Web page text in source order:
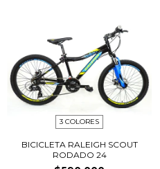
3 COLORES
BICICLETA RALEIGH SCOUT
RODADO 24